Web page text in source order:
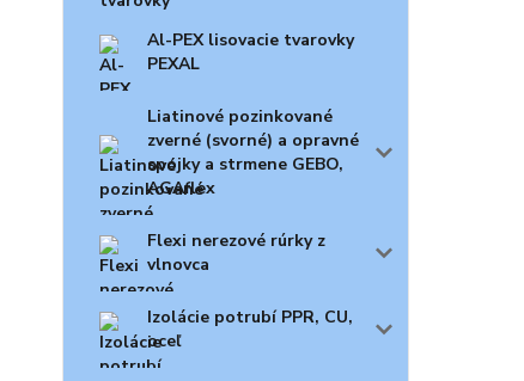
Al-PEX lisovacie tvarovky
PEXAL
Liatinové pozinkované
zverné (svorné) a opravné
spojky a strmene GEBO,
AGAflex
Flexi nerezové rúrky z
vlnovca
Izolácie potrubí PPR, CU,
oceľ